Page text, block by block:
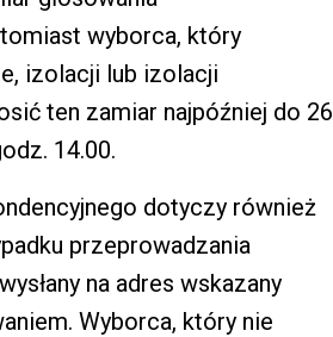
wyborca, który
izolacji lub izolacji
ten zamiar najpóźniej do 26
14.00.
dotyczy również
przeprowadzania
na adres wskazany
Wyborca, który nie